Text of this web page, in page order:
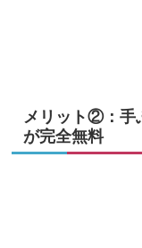
メリット②：手
が完全無料